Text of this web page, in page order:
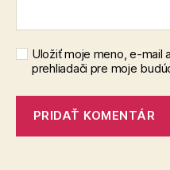
Uložiť moje meno, e-mail
prehliadači pre moje